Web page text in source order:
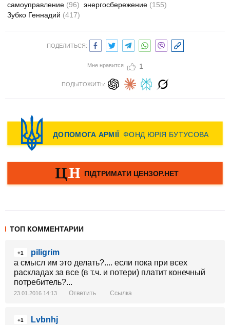
самоуправление (96) энергосбережение (155)
Зубко Геннадий (417)
ПОДЕЛИТЬСЯ:
Мне нравится 1
ПОДЫТОЖИТЬ:
ТОП КОММЕНТАРИИ
+1
piligrim
а смысл им это делать?.... если пока при всех
раскладах за все (в т.ч. и потери) платит конечный
потребитель?...
23.01.2016 14:13 Ответить Ссылка
+1
Lvbnhj